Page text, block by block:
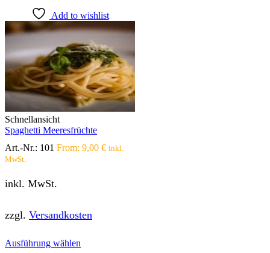
weist
mehrere
auf.
Die
Optionen
können
auf
der
Produktseite
werden
Add to wishlist
Schnellansicht
Spaghetti Meeresfrüchte
Art.-Nr.: 101 From: 9,00 € inkl.
MwSt.
inkl. MwSt.
zzgl. Versandkosten
Ausführung wählen